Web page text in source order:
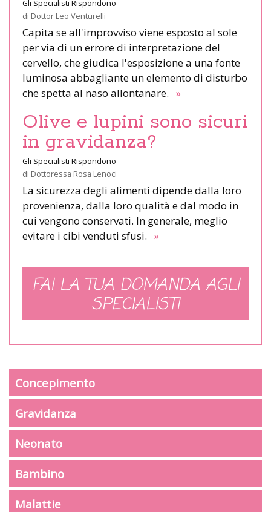
Gli Specialisti Rispondono
di Dottor Leo Venturelli
Capita se all'improvviso viene esposto al sole
per via di un errore di interpretazione del
cervello, che giudica l'esposizione a una fonte
luminosa abbagliante un elemento di disturbo
che spetta al naso allontanare. »
Olive e lupini sono sicuri
in gravidanza?
Gli Specialisti Rispondono
di Dottoressa Rosa Lenoci
La sicurezza degli alimenti dipende dalla loro
provenienza, dalla loro qualità e dal modo in
cui vengono conservati. In generale, meglio
evitare i cibi venduti sfusi. »
FAI LA TUA DOMANDA AGLI
SPECIALISTI
Concepimento
Gravidanza
Neonato
Bambino
Malattie